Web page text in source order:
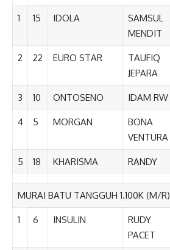
1 15 IDOLA
SAMSUL
MENDIT
2 22 EURO STAR
TAUFIQ
JEPARA
3 10 ONTOSENO IDAM RW
4 5 MORGAN
BONA
VENTURA
5 18 KHARISMA RANDY
MURAI BATU TANGGUH 1.100K (M/R)
1 6 INSULIN
RUDY
PACET